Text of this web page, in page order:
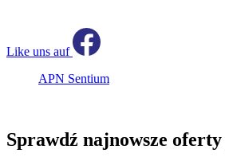
Like uns auf
APN Sentium
Sprawdź najnowsze